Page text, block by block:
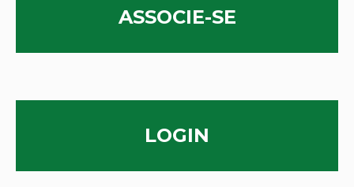
ASSOCIE-SE
LOGIN